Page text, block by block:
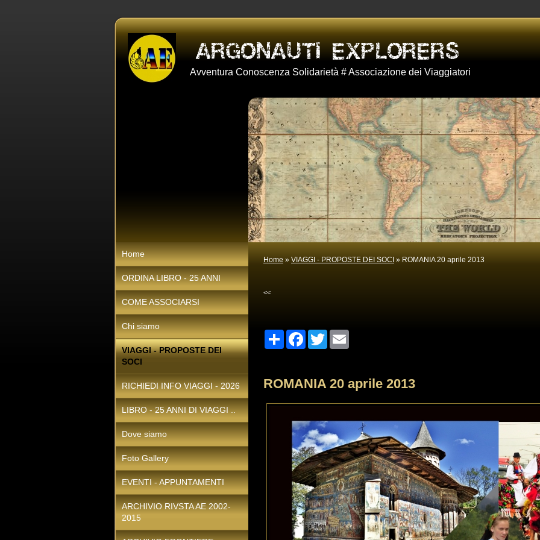
Avventura Conoscenza Solidarietà # Associazione dei Viaggiatori
Home » VIAGGI - PROPOSTE DEI SOCI » ROMANIA 20 aprile 2013
<<
Share Facebook
Twitter
ROMANIA 20 aprile 2013
Home
ORDINA LIBRO - 25 ANNI
COME ASSOCIARSI
Chi siamo
VIAGGI - PROPOSTE DEI
SOCI
RICHIEDI INFO VIAGGI - 2026
LIBRO - 25 ANNI DI VIAGGI ..
Dove siamo
Foto Gallery
EVENTI - APPUNTAMENTI
ARCHIVIO RIVSTA AE 2002-
2015